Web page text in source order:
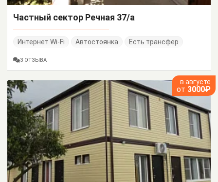
Частный сектор Речная 37/а
Интернет Wi-Fi Автостоянка Есть трансфер
3 ОТЗЫВА
в августе
от 3000₽